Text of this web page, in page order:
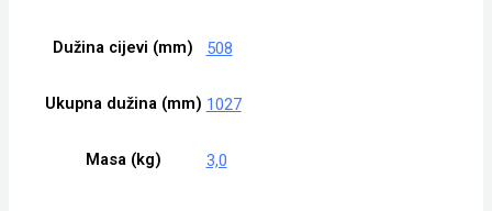
Dužina cijevi (mm) 508
Ukupna dužina (mm) 1027
Masa (kg) 3,0